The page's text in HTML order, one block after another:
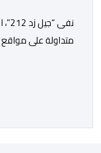
متداولة على